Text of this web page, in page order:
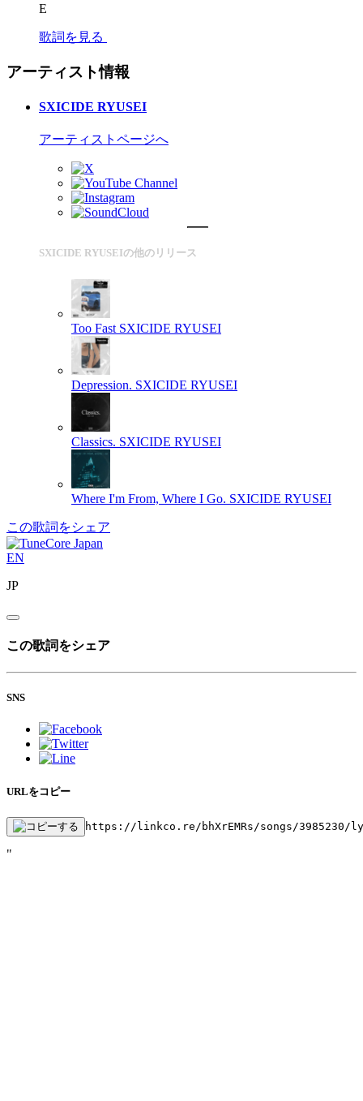
E
歌詞を見る
アーティスト情報
SXICIDE RYUSEI
アーティストページへ
SXICIDE RYUSEIの他のリリース
Too Fast SXICIDE RYUSEI
Depression. SXICIDE RYUSEI
Classics. SXICIDE RYUSEI
Where I'm From, Where I Go. SXICIDE RYUSEI
この歌詞をシェア
EN
JP
この歌詞をシェア
SNS
URLをコピー
https://linkco.re/bhXrEMRs/songs/3985230/
"